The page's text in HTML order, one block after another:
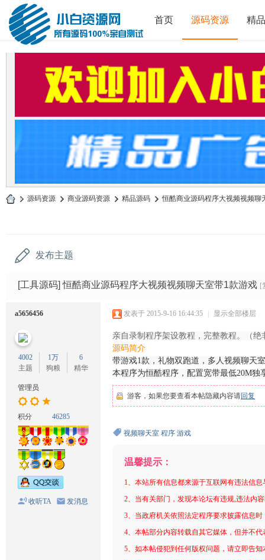
首页 源码资源 精
» 源码资源 › 商业源码资源 › 精品源码 › 恒酷商业源码程序大视频视频聊
发布主题
[工具源码]恒酷商业源码程序大视频视频聊天室带1款游戏 [
a5656456
4002
主题
1万
狗粮
6
精华
管理员
积分 46285
收听TA 发消息
发表于 2015-9-16 16:44:35 | 显示全部楼层
亲自录制程序架设教程，完整教程。（
源码简介
带游戏1款，礼物双跑道，多人视频聊天
本程序为恒酷程序，配置宽带最低20M独
游客，如果您要查看本帖隐藏内容请回复
视频聊天室 程序 游戏
温馨提示：
1、本站所有信息都来源于互联网有违法信
2、当有关部门，发现本论坛有违规,违法内
3、当政府机关依照法定程序要求披露信息
4、本帖部分内容转载自其它媒体，但并不
5、如本帖侵犯到任何版权问题，请立即告